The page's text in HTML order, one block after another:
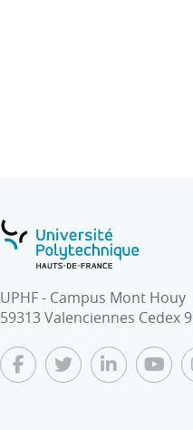
UPHF - Campus Mont Houy
59313 Valenciennes Cedex 9